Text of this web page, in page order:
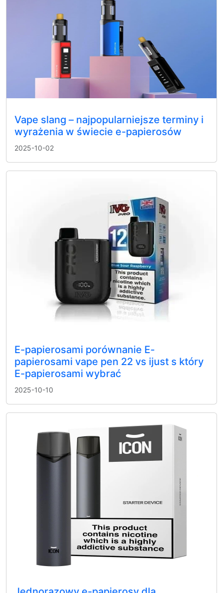
Vape slang – najpopularniejsze terminy i
wyrażenia w świecie e-papierosów
2025-10-02
E-papierosami porównanie E-
papierosami vape pen 22 vs ijust s który
E-papierosami wybrać
2025-10-10